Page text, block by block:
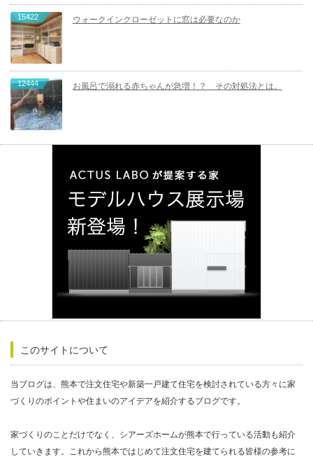
15422 ウォークインクローゼットに窓は必要なのか
12444 お風呂で溺れる赤ちゃんが急増！？ その対処法とは。
このサイトについて
当ブログは、熊本で注文住宅や新築一戸建て住宅を検討されている方々に家
づくりのポイントや住まいのアイデアを紹介するブログです。
家づくりのことだけでなく、シアーズホームが熊本で行っている活動も紹介
していきます。これから熊本ではじめて注文住宅を建てられる皆様の参考に